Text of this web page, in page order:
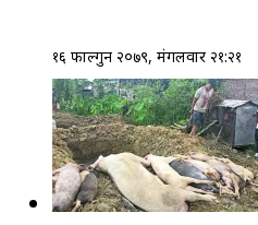
१६ फाल्गुन २०७९, मंगलवार २१:२१